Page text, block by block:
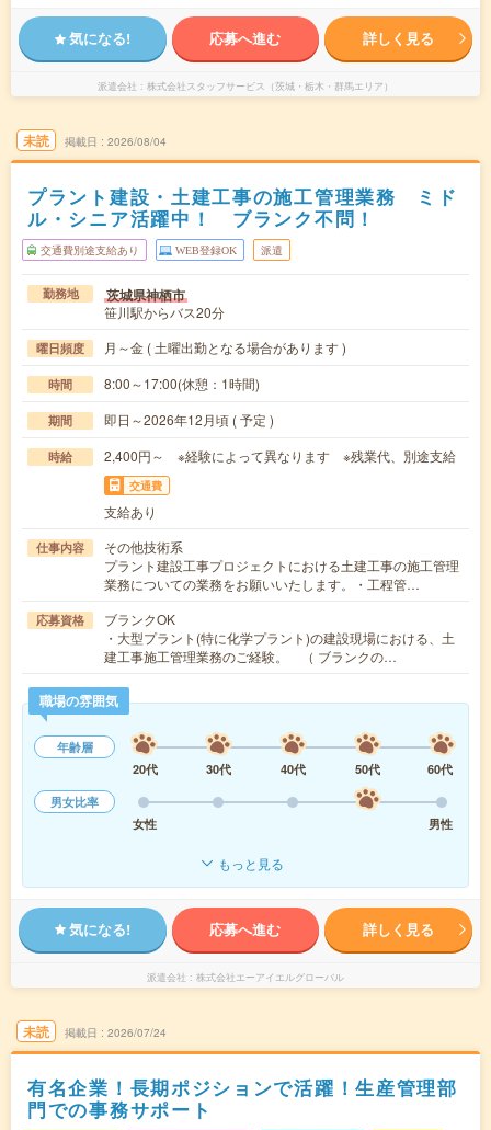
気になる! 応募へ進む 詳しく見る
派遣会社 株式会社スタッフサービス（茨城・栃木・群馬エリア）
未読 掲載日 2026/08/04
プラント建設・土建工事の施工管理業務 ミド
ル・シニア活躍中！ ブランク不問！
交通費別途支給あり WEB登録OK 派遣
勤務地 茨城県神栖市
笹川駅からバス20分
曜日頻度 月～金 ( 土曜出勤となる場合があります )
時間 8:00～17:00(休憩：1時間)
期間 即日～2026年12月頃 ( 予定 )
時給 2,400円～ ※経験によって異なります ※残業代、別途支給
交通費
支給あり
仕事内容
その他技術系
プラント建設工事プロジェクトにおける土建工事の施工管理
業務についての業務をお願いいたします。・工程管…
応募資格
ブランクOK
・大型プラント(特に化学プラント)の建設現場における、土
建工事施工管理業務のご経験。 （ ブランクの…
職場の雰囲気
年齢層
20代
30代 40代 50代
60代
男女比率
女性
男性
もっと見る
気になる! 応募へ進む 詳しく見る
派遣会社 株式会社エーアイエルグローバル
未読 掲載日 2026/07/24
有名企業！長期ポジションで活躍！生産管理部
門での事務サポート